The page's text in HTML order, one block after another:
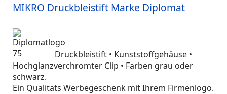
MIKRO Druckbleistift Marke Diplomat
Druckbleistift • Kunststoffgehäuse •
Hochglanzverchromter Clip • Farben grau oder
schwarz.
Ein Qualitäts Werbegeschenk mit Ihrem Firmenlogo.